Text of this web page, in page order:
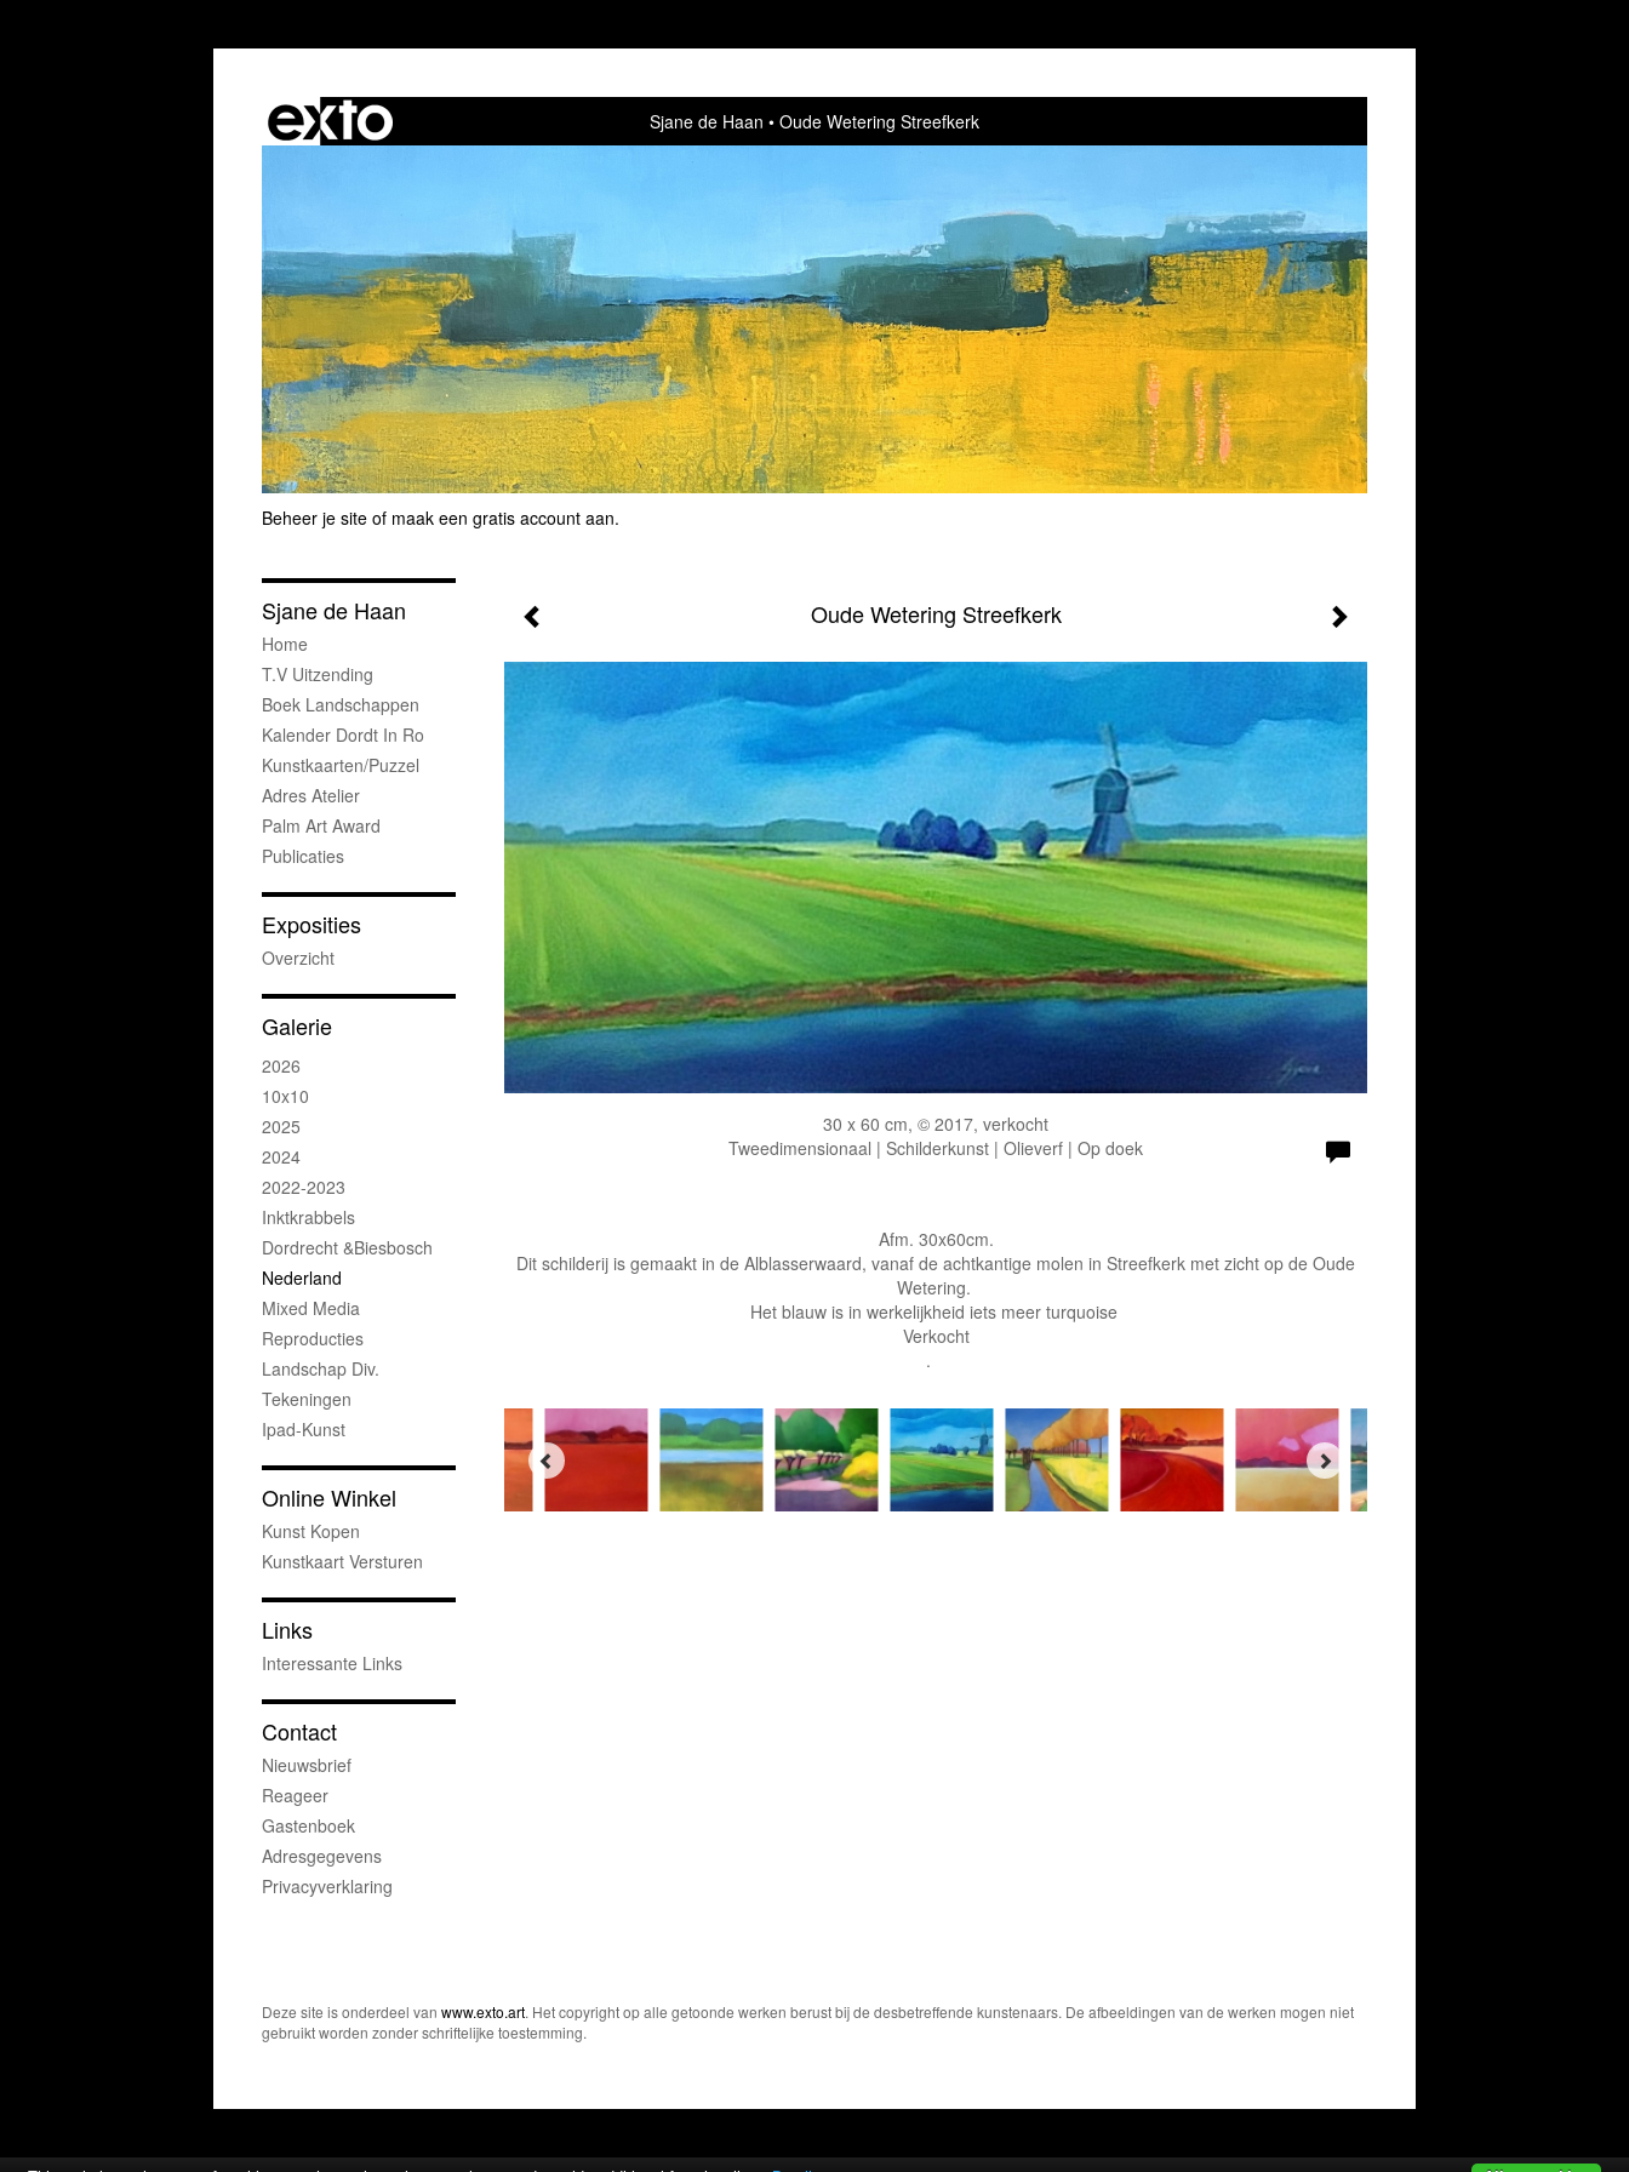
Sjane de Haan Oude Wetering Streefkerk
Beheer je site of maak een gratis account aan.
Oude Wetering Streefkerk
30 x 60 cm, © 2017, verkocht
Tweedimensionaal | Schilderkunst | Olieverf | Op doek
Afm. 30x60cm.
Dit schilderij is gemaakt in de Alblasserwaard, vanaf de achtkantige molen in Streefkerk met zicht op de Oude
Wetering.
Het blauw is in werkelijkheid iets meer turquoise
Verkocht
.
Sjane de Haan
Home
T.v Uitzending
Boek Landschappen
Kalender Dordt In Ro
Kunstkaarten/puzzel
Adres Atelier
Palm Art Award
Publicaties
Exposities
Overzicht
Galerie
2026
10x10
2025
2024
2022-2023
Inktkrabbels
Dordrecht &Biesbosch
Nederland
Mixed Media
Reproducties
Landschap Div.
Tekeningen
Ipad-Kunst
Online Winkel
Kunst Kopen
Kunstkaart Versturen
Links
Interessante Links
Contact
Nieuwsbrief
Reageer
Gastenboek
Adresgegevens
Privacyverklaring
Deze site is onderdeel van www.exto.art. Het copyright op alle getoonde werken berust bij de desbetreffende kunstenaars. De afbeeldingen van de werken mogen niet
gebruikt worden zonder schriftelijke toestemming.